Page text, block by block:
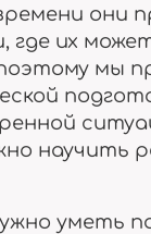
они
где их
мы
научить
уметь